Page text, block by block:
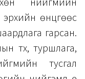
эрхийн өнцгөөс
гарсан.
түүх, туршлага,
тусгал